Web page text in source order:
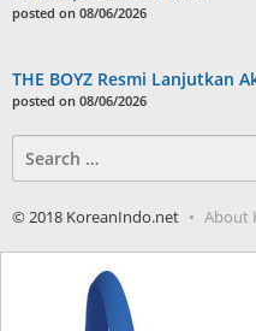
posted on 08/06/2026
THE BOYZ Resmi Lanjutkan
posted on 08/06/2026
for:
© 2018 KoreanIndo.net About